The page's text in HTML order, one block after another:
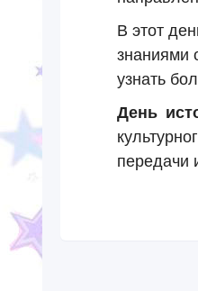
В этот
знаниями
узнать
День
передачи